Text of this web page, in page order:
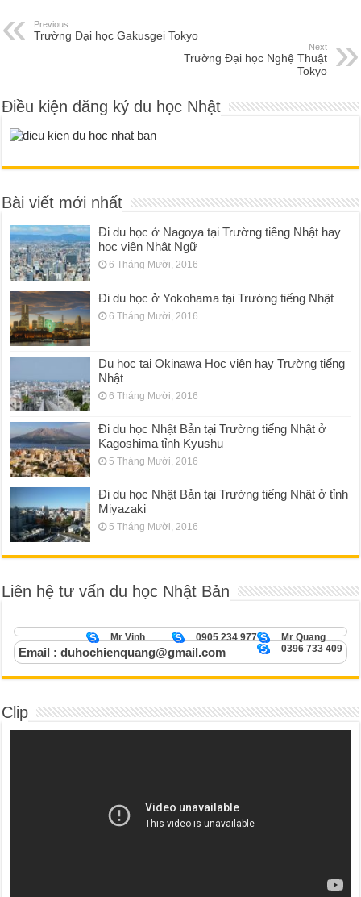
Previous
Trường Đại học Gakusgei Tokyo
Next
Trường Đại học Nghệ Thuật
Tokyo
Điều kiện đăng ký du học Nhật
Bài viết mới nhất
Đi du học ở Nagoya tại Trường tiếng Nhật hay
học viện Nhật Ngữ
6 Tháng Mười, 2016
Đi du học ở Yokohama tại Trường tiếng Nhật
6 Tháng Mười, 2016
Du học tại Okinawa Học viện hay Trường tiếng
Nhật
6 Tháng Mười, 2016
Đi du học Nhật Bản tại Trường tiếng Nhật ở
Kagoshima tỉnh Kyushu
5 Tháng Mười, 2016
Đi du học Nhật Bản tại Trường tiếng Nhật ở tỉnh
Miyazaki
5 Tháng Mười, 2016
Liên hệ tư vấn du học Nhật Bản
Mr Quang
0905 234 977
Mr Vinh
0396 733 409
Email : duhochienquang@gmail.com
Clip